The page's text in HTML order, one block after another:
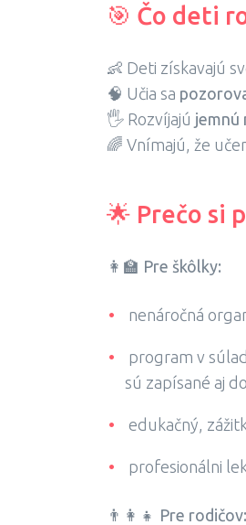
🎯 Čo deti
👶 Deti získavajú
🧠 Učia sa
🖐 Rozvíjajú jemnú
🌈 Vnímajú, že
🌟 Prečo si
👩‍🏫 Pre škôlky:
nenáročná
program v
sú zapísané aj
edukačný,
profesionálni
👨‍👩‍👧 Pre rodičov: